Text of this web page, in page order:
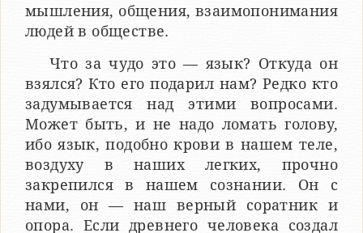
мышления, общения, взаимопонимания
людей в обществе.
Что за чудо это — язык? Откуда он
взялся? Кто его по­дарил нам? Редко кто
задумывается над этими вопросами.
Может быть, и не надо ломать голову,
ибо язык, подобно крови в нашем теле,
воздуху в наших легких, прочно
закрепил­ся в нашем сознании. Он с
нами, он — наш верный соратник и
опора. Если древнего человека создал